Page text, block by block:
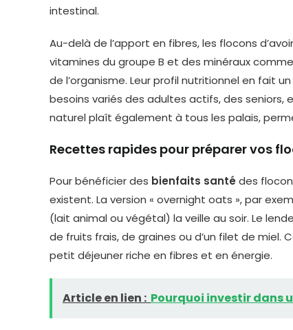
intestinal.
Au-delà de l’apport en fibres, les flocons
vitamines du groupe B et des minéraux
de l’organisme. Leur profil nutritionnel en fait
besoins variés des adultes actifs, des
naturel plaît également à tous les palais,
Recettes rapides pour préparer vos
Pour bénéficier des bienfaits santé des
existent. La version « overnight oats », par
(lait animal ou végétal) la veille au soir. Le
de fruits frais, de graines ou d’un filet de
petit déjeuner riche en fibres et en énergie.
Article en lien : Pourquoi investir dans